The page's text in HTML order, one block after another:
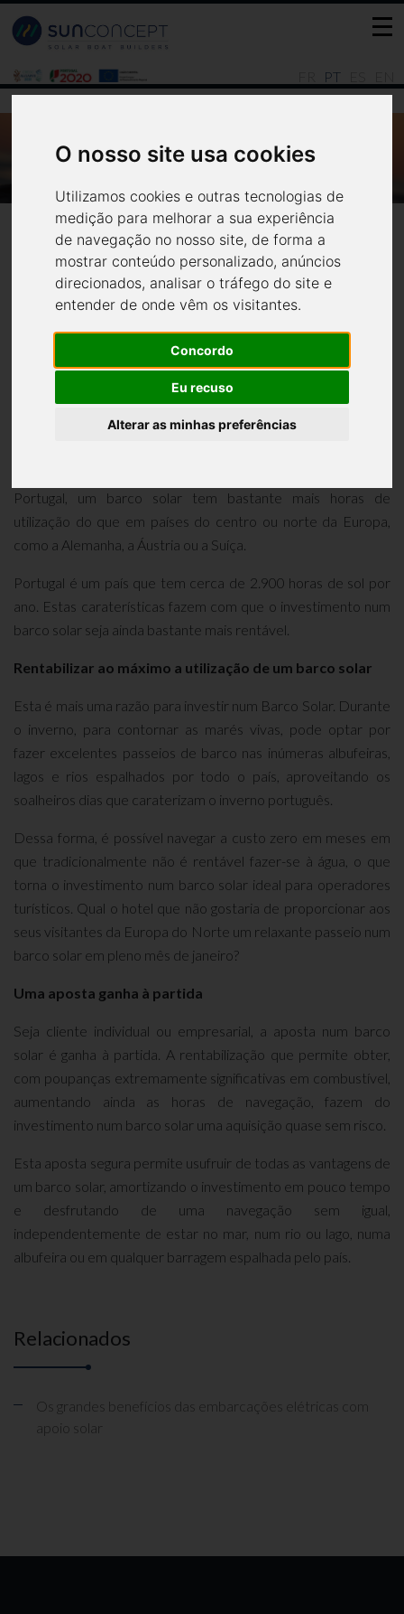
PT
O nosso site usa cookies
Utilizamos cookies e outras tecnologias de
medição para melhorar a sua experiência
de navegação no nosso site, de forma a
mostrar conteúdo personalizado, anúncios
direcionados, analisar o tráfego do site e
entender de onde vêm os visitantes.
Concordo
Eu recuso
Alterar as minhas preferências
UM BARCO SOLAR NO INVERNO?
Notícias
Um barco solar no inverno?
A pergunta até pode ser pertinente, à primeira vista. Mas,
Portugal, um barco solar tem bastante mais horas de
utilização do que em países do centro ou norte da Europa,
como a Alemanha, a Áustria ou a Suíça.
Portugal é um país que tem cerca de 2.900 horas de sol por
ano. Estas caraterísticas fazem com que o investimento num
barco solar seja ainda bastante mais rentável.
Rentabilizar ao máximo a utilização de um barco solar
Esta é mais uma razão para investir num Barco Solar. Durante
o inverno, para contornar as marés vivas, pode optar por
fazer excelentes passeios de barco nas inúmeras albufeiras,
lagos e rios espalhados por todo o país, aproveitando os
soalheiros dias que caraterizam o inverno português.
Dessa forma, é possível navegar a custo zero em meses em
que tradicionalmente não é rentável fazer-se à água, o que
torna o investimento num barco solar ideal para operadores
turísticos. Qual o hotel que não gostaria de proporcionar aos
seus visitantes da Europa do Norte um relaxante passeio num
barco solar em pleno mês de janeiro?
Uma aposta ganha à partida
Seja cliente individual ou empresarial, a aposta num barco
solar é ganha à partida. A rentabilização que permite obter,
com poupanças extremamente significativas em combustível,
aumentando ainda as horas de navegação, fazem do
investimento num barco solar uma aquisição quase sem risco.
Esta aposta segura permite usufruir de todas as vantagens de
um barco solar, amortizando o investimento em pouco tempo
e desfrutando de uma navegação sem igual,
independentemente de estar no mar, num rio ou lago, numa
albufeira ou em qualquer barragem espalhada pelo país.
Relacionados
Os grandes benefícios das embarcações elétricas com
apoio solar